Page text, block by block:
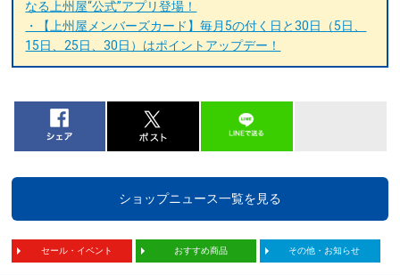
なる上州屋“公式”アプリ登場！
・【上州屋メンバーズカード】毎月5の付く日と30日（5日、
15日、25日、30日）はポイントアップデー！
ショップニュース一覧を見る
セール・イベント おすすめ商品 その他・お知らせ